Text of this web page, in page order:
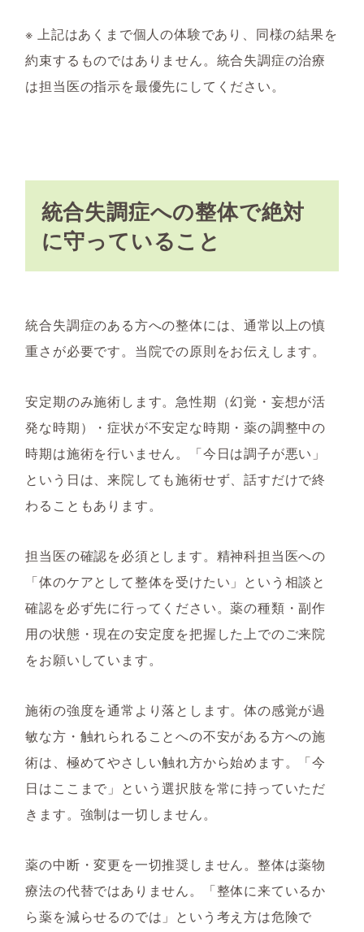
※ 上記はあくまで個人の体験であり、同様の結果を
約束するものではありません。統合失調症の治療
は担当医の指示を最優先にしてください。
統合失調症への整体で絶対
に守っていること
統合失調症のある方への整体には、通常以上の慎
重さが必要です。当院での原則をお伝えします。
安定期のみ施術します。急性期（幻覚・妄想が活
発な時期）・症状が不安定な時期・薬の調整中の
時期は施術を行いません。「今日は調子が悪い」
という日は、来院しても施術せず、話すだけで終
わることもあります。
担当医の確認を必須とします。精神科担当医への
「体のケアとして整体を受けたい」という相談と
確認を必ず先に行ってください。薬の種類・副作
用の状態・現在の安定度を把握した上でのご来院
をお願いしています。
施術の強度を通常より落とします。体の感覚が過
敏な方・触れられることへの不安がある方への施
術は、極めてやさしい触れ方から始めます。「今
日はここまで」という選択肢を常に持っていただ
きます。強制は一切しません。
薬の中断・変更を一切推奨しません。整体は薬物
療法の代替ではありません。「整体に来ているか
ら薬を減らせるのでは」という考え方は危険で